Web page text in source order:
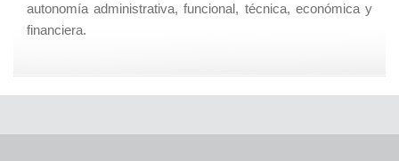
autonomía administrativa, funcional, técnica, económica y
financiera.